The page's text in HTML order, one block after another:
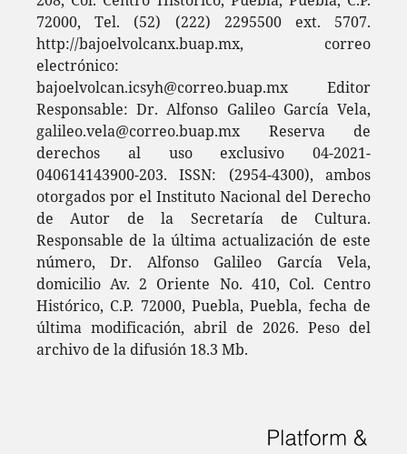
72000, Tel. (52) (222) 2295500 ext. 5707.
http://bajoelvolcanx.buap.mx, correo
electrónico:
bajoelvolcan.icsyh@correo.buap.mx Editor
Responsable: Dr. Alfonso Galileo García Vela,
galileo.vela@correo.buap.mx Reserva de
derechos al uso exclusivo 04-2021-
040614143900-203. ISSN: (2954-4300), ambos
otorgados por el Instituto Nacional del Derecho
de Autor de la Secretaría de Cultura.
Responsable de la última actualización de este
número, Dr. Alfonso Galileo García Vela,
domicilio Av. 2 Oriente No. 410, Col. Centro
Histórico, C.P. 72000, Puebla, Puebla, fecha de
última modificación, abril de 2026. Peso del
archivo de la difusión 18.3 Mb.